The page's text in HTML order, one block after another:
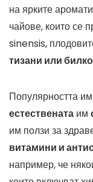
на ярките
чайове, които се
sinensis,
тизани или
Популярността
естествената им
им ползи за
витамини и
например, че